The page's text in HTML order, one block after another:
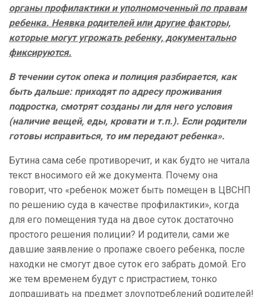
органы профилактики и уполномоченный по правам
ребенка. Неявка родителей или другие факторы,
которые могут угрожать ребенку, документально
фиксируются.
В течении суток опека и полиция разбирается, как
быть дальше: приходят по адресу проживания
подростка, смотрят созданы ли для него условия
(наличие вещей, еды, кровати и т.п.). Если родители
готовы исправиться, то им передают ребенка».
Бутина сама себе противоречит, и как будто не читала
текст вносимого ей же документа. Почему она
говорит, что «ребенок может быть помещен в ЦВСНП
по решению суда в качестве профилактики», когда
для его помещения туда на двое суток достаточно
простого решения полиции? И родители, сами же
давшие заявление о пропаже своего ребенка, после
находки не смогут двое суток его забрать домой. Его
же тем временем будут с пристрастием, тонко
допрашивать на предмет злоупотреблений родителей!